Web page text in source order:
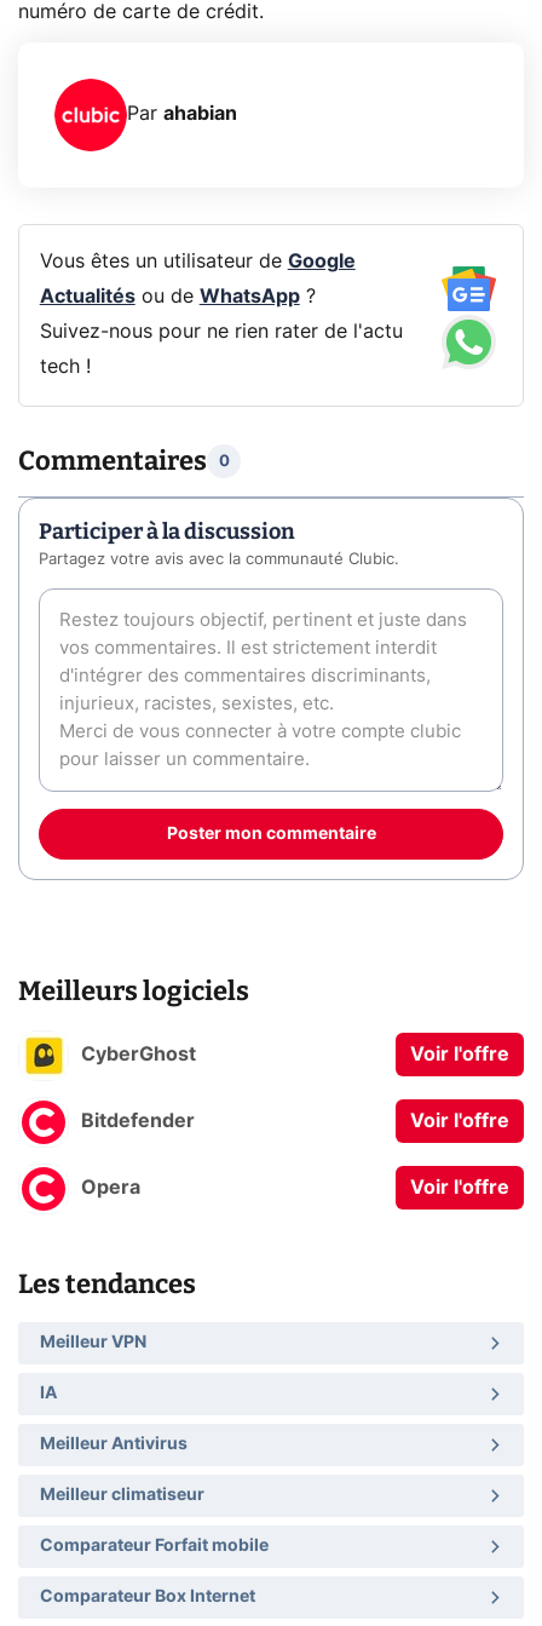
numéro de carte de crédit.
Par ahabian
Vous êtes un utilisateur de Google
Actualitésou de WhatsApp?
Suivez-nous pour ne rien rater de l'actu
tech !
Commentaires 0
Participer à la discussion
Partagez votre avis avec la communauté Clubic.
Poster mon commentaire
Meilleurs logiciels
CyberGhost Voir l'offre
Bitdefender Voir l'offre
Opera Voir l'offre
Les tendances
Meilleur VPN
IA
Meilleur Antivirus
Meilleur climatiseur
Comparateur Forfait mobile
Comparateur Box Internet